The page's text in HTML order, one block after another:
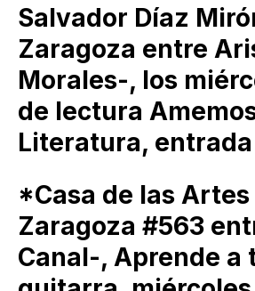
Salvador Díaz
Zaragoza entre
Morales-, los
de lectura
Literatura,
*Casa de las
Zaragoza #563
Canal-, Aprende a